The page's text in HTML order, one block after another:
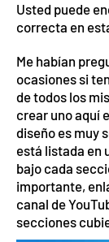
Usted puede
correcta en
Me habían
ocasiones si
de todos los
crear uno aquí
diseño es muy
está listada en
bajo cada
importante,
canal de
secciones